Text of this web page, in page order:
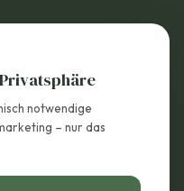
notwendige
– nur das